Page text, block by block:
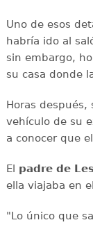
Uno de esos
habría ido al
sin embargo,
su casa donde
Horas después,
vehículo de su
a conocer que
El padre de
ella viajaba en
"Lo único que